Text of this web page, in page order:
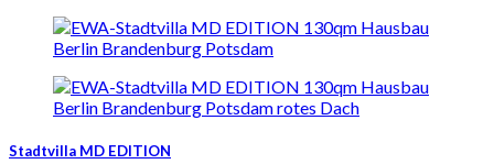
Stadtvilla MD EDITION